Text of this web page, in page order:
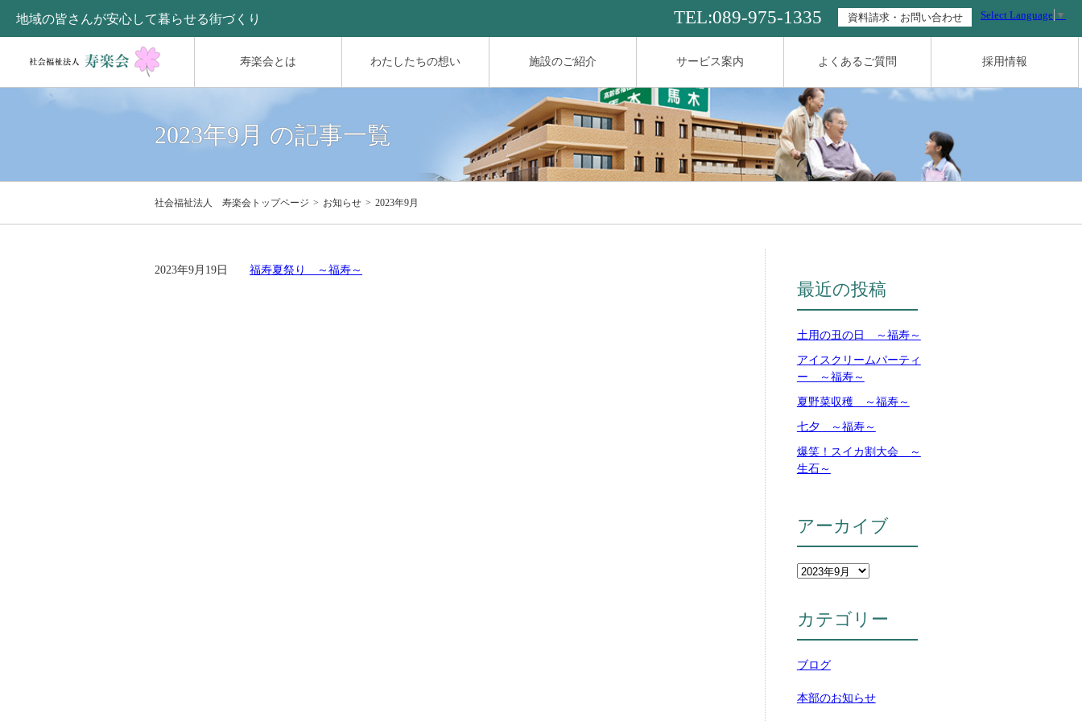
寿楽会とは わたしたちの想い 施設のご紹介 サービス案内 よくあるご質問 採用情報
地域の皆さんが安心して暮らせる街づくり TEL:089-975-1335 資料請求・お問い合わせ Select Language ▼
2023年9月 の記事一覧
社会福祉法人 寿楽会トップページ お知らせ 2023年9月
2023年9月19日 福寿夏祭り ～福寿～
最近の投稿
土用の丑の日 ～福寿～
アイスクリームパーティ
ー ～福寿～
夏野菜収穫 ～福寿～
七夕 ～福寿～
爆笑！スイカ割大会 ～
生石～
アーカイブ
カテゴリー
ブログ
本部のお知らせ